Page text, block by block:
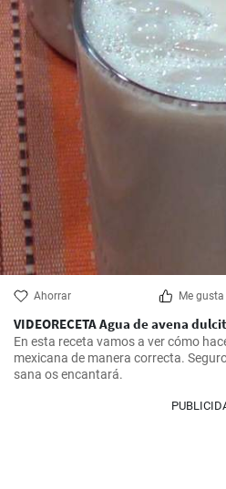
Ahorrar Me gusta
VIDEORECETA Agua de avena
En esta receta vamos a ver cómo
mexicana de manera correcta.
sana os encantará.